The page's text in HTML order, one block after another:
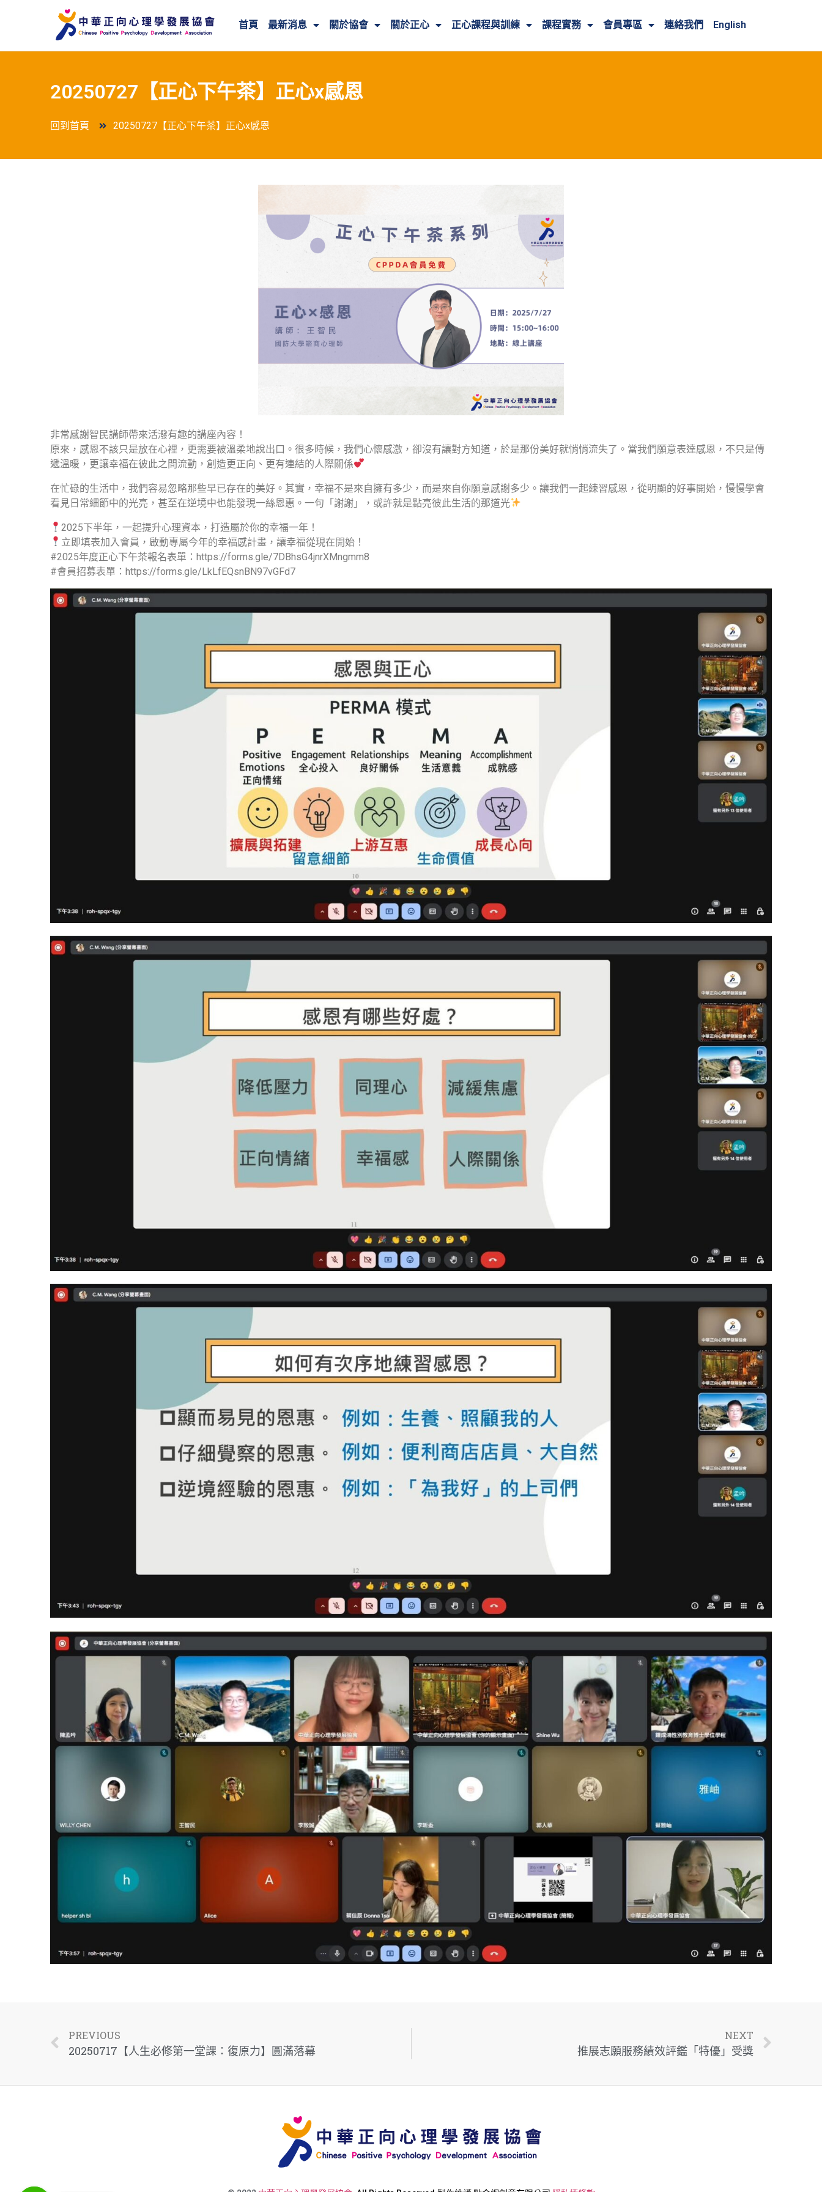
首頁 最新消息 關於協會 關於正心 正心課程與訓練 課程實務 會員專區 連絡我們 English
20250727【正心下午茶】正心x感恩
回到首頁 20250727【正心下午茶】正心x感恩
非常感謝智民講師帶來活潑有趣的講座內容！
原來，感恩不該只是放在心裡，更需要被溫柔地說出口。很多時候，我們心懷感激，卻沒有讓對方知道，於是那份美好就悄悄流失了。當我們願意表達感恩，不只是傳
遞溫暖，更讓幸福在彼此之間流動，創造更正向、更有連結的人際關係
在忙碌的生活中，我們容易忽略那些早已存在的美好。其實，幸福不是來自擁有多少，而是來自你願意感謝多少。讓我們一起練習感恩，從明顯的好事開始，慢慢學會
看見日常細節中的光亮，甚至在逆境中也能發現一絲恩惠。一句「謝謝」，或許就是點亮彼此生活的那道光
2025下半年，一起提升心理資本，打造屬於你的幸福一年！
立即填表加入會員，啟動專屬今年的幸福感計畫，讓幸福從現在開始！
#2025年度正心下午茶報名表單：https://forms.gle/7DBhsG4jnrXMngmm8
#會員招募表單：https://forms.gle/LkLfEQsnBN97vGFd7
PREVIOUS
20250717【人生必修第一堂課：復原力】圓滿落幕
NEXT
推展志願服務績效評鑑「特優」受獎